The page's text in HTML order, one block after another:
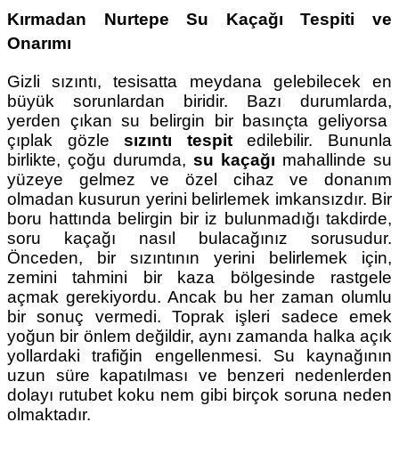
Kırmadan Nurtepe Su Kaçağı Tespiti ve
Onarımı
Gizli sızıntı, tesisatta meydana gelebilecek en
büyük sorunlardan biridir. Bazı durumlarda,
yerden çıkan su belirgin bir basınçta geliyorsa
çıplak gözlesızıntı tespitedilebilir. Bununla
birlikte, çoğu durumda, su kaçağı mahallinde su
yüzeye gelmez ve özel cihaz ve donanım
olmadan kusurun yerini belirlemek imkansızdır. Bir
boru hattında belirgin bir iz bulunmadığı takdirde,
soru kaçağı nasıl bulacağınız sorusudur.
Önceden, bir sızıntının yerini belirlemek için,
zemini tahmini bir kaza bölgesinde rastgele
açmak gerekiyordu. Ancak bu her zaman olumlu
bir sonuç vermedi. Toprak işleri sadece emek
yoğun bir önlem değildir, aynı zamanda halka açık
yollardaki trafiğin engellenmesi. Su kaynağının
uzun süre kapatılması ve benzeri nedenlerden
dolayı rutubet koku nem gibi birçok soruna neden
olmaktadır.